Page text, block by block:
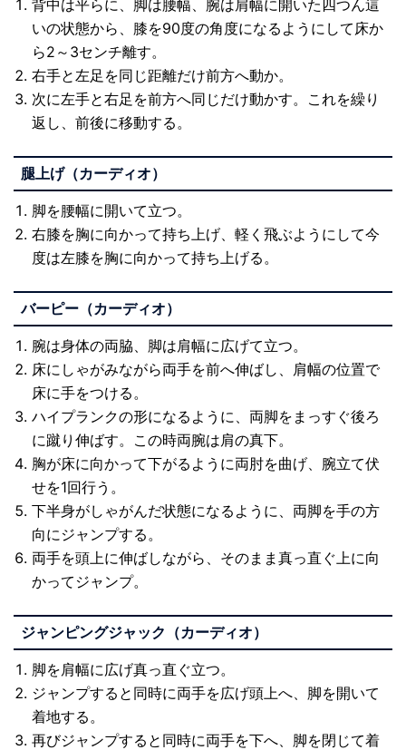
背中は平らに、脚は腰幅、腕は肩幅に開いた四つん這
いの状態から、膝を90度の角度になるようにして床か
ら2～3センチ離す。
右手と左足を同じ距離だけ前方へ動か。
次に左手と右足を前方へ同じだけ動かす。これを繰り
返し、前後に移動する。
腿上げ（カーディオ）
脚を腰幅に開いて立つ。
右膝を胸に向かって持ち上げ、軽く飛ぶようにして今
度は左膝を胸に向かって持ち上げる。
バーピー（カーディオ）
腕は身体の両脇、脚は肩幅に広げて立つ。
床にしゃがみながら両手を前へ伸ばし、肩幅の位置で
床に手をつける。
ハイプランクの形になるように、両脚をまっすぐ後ろ
に蹴り伸ばす。この時両腕は肩の真下。
胸が床に向かって下がるように両肘を曲げ、腕立て伏
せを1回行う。
下半身がしゃがんだ状態になるように、両脚を手の方
向にジャンプする。
両手を頭上に伸ばしながら、そのまま真っ直ぐ上に向
かってジャンプ。
ジャンピングジャック（カーディオ）
脚を肩幅に広げ真っ直ぐ立つ。
ジャンプすると同時に両手を広げ頭上へ、脚を開いて
着地する。
再びジャンプすると同時に両手を下へ、脚を閉じて着